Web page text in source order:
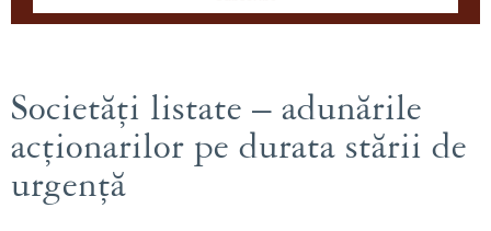
Societăți listate – adunările
acționarilor pe durata stării de
urgență